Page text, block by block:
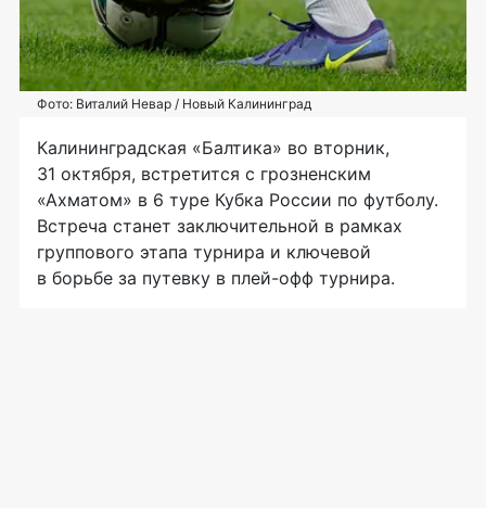
Фото: Виталий Невар / Новый Калининград
Калининградская «Балтика» во вторник,
31 октября, встретится с грозненским
«Ахматом» в 6 туре Кубка России по футболу.
Встреча станет заключительной в рамках
группового этапа турнира и ключевой
в борьбе за путевку в плей-офф турнира.